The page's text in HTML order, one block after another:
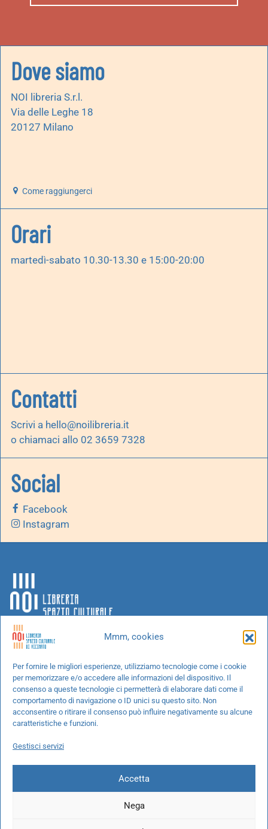
Mmm, cookies
Per fornire le migliori esperienze, utilizziamo tecnologie come i cookie
per memorizzare e/o accedere alle informazioni del dispositivo. Il
consenso a queste tecnologie ci permetterà di elaborare dati come il
comportamento di navigazione o ID unici su questo sito. Non
acconsentire o ritirare il consenso può influire negativamente su alcune
caratteristiche e funzioni.
Gestisci servizi
Accetta
Nega
Dove siamo
NOI libreria S.r.l.
Via delle Leghe 18
20127 Milano
Come raggiungerci
Orari
martedì-sabato 10.30-13.30 e 15:00-20:00
Contatti
Scrivi a hello@noilibreria.it
o chiamaci allo 02 3659 7328
Social
Facebook
Instagram
Chi siamo
Progetti speciali
Richiedi un libro
Spedizioni
Cookie Policy